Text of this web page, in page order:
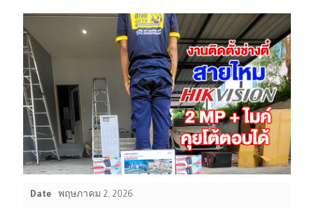
Date พฤษภาคม 2, 2026